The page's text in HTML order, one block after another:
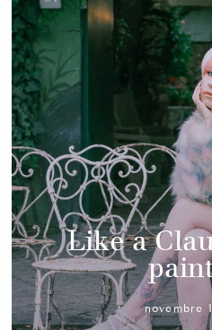
Like a
novembre